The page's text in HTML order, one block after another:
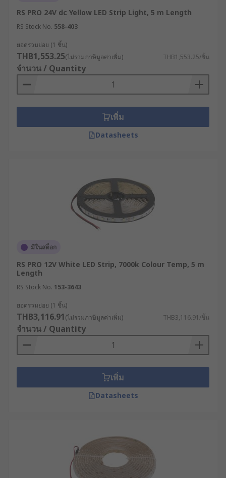
RS PRO 24V dc Yellow LED Strip Light, 5 m Length
RS Stock No. 558-403
ยอดรวมย่อย (1 ชิ้น)
THB1,553.25(ไม่รวมภาษีมูลค่าเพิ่ม) THB1,553.25/ชิ้น
จำนวน / Quantity
เพิ่ม
Datasheets
มีในสต็อก
RS PRO 12V White LED Strip, 7000k Colour Temp, 5 m
Length
RS Stock No. 153-3643
ยอดรวมย่อย (1 ชิ้น)
THB3,116.91(ไม่รวมภาษีมูลค่าเพิ่ม) THB3,116.91/ชิ้น
จำนวน / Quantity
เพิ่ม
Datasheets